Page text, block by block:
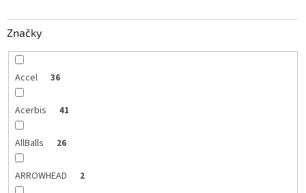
Značky
Accel 36
Acerbis 41
AllBalls 26
ARROWHEAD 2